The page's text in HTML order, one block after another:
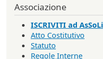
Associazione
ISCRIVITI ad AsSoLi
Atto Costitutivo
Statuto
Regole Interne